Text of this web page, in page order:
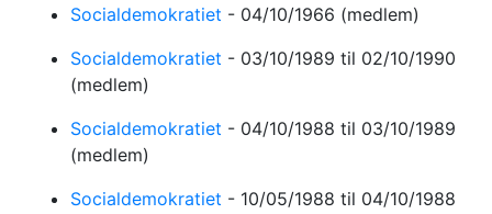
Socialdemokratiet - 04/10/1966 (medlem)
Socialdemokratiet - 03/10/1989 til 02/10/1990
(medlem)
Socialdemokratiet - 04/10/1988 til 03/10/1989
(medlem)
Socialdemokratiet - 10/05/1988 til 04/10/1988